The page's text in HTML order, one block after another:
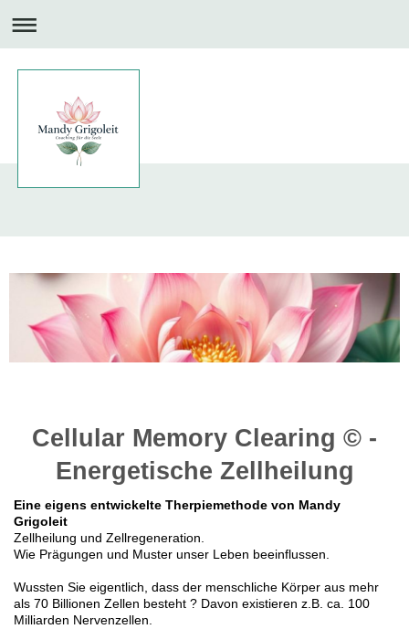
Cellular Memory Clearing © -
Energetische Zellheilung
Eine eigens entwickelte Therpiemethode von Mandy
Grigoleit
Zellheilung und Zellregeneration.
Wie Prägungen und Muster unser Leben beeinflussen.
Wussten Sie eigentlich, dass der menschliche Körper aus mehr
als 70 Billionen Zellen besteht ? Davon existieren z.B. ca. 100
Milliarden Nervenzellen.